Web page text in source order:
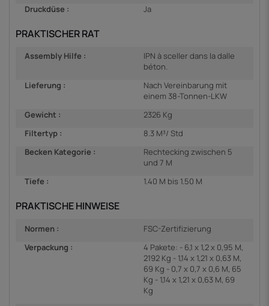
Druckdüse :
Ja
PRAKTISCHER RAT
Assembly Hilfe :
IPN à sceller dans la dalle
béton.
Lieferung :
Nach Vereinbarung mit
einem 38-Tonnen-LKW
Gewicht :
2326 Kg
Filtertyp :
8.3 M³/ Std
Becken Kategorie :
Rechtecking zwischen 5
und 7 M
Tiefe :
1.40 M bis 1.50 M
PRAKTISCHE HINWEISE
Normen :
FSC-Zertifizierung
Verpackung :
4 Pakete: - 6,1 x 1,2 x 0,95 M,
2192 Kg - 1,14 x 1,21 x 0,63 M,
69 Kg - 0,7 x 0,7 x 0,6 M, 65
Kg - 1,14 x 1,21 x 0,63 M, 69
Kg